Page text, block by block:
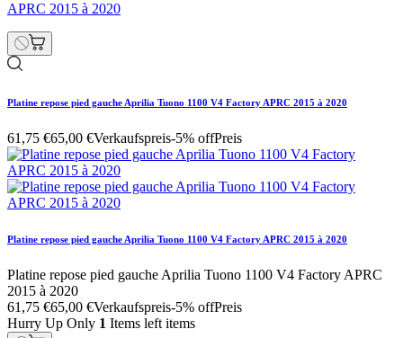
Platine repose pied gauche Aprilia Tuono 1100 V4 Factory APRC 2015 à 2020
61,75 €65,00 €Verkaufspreis-5% offPreis
Platine repose pied gauche Aprilia Tuono 1100 V4 Factory APRC 2015 à 2020
Platine repose pied gauche Aprilia Tuono 1100 V4 Factory APRC
2015 à 2020
61,75 €65,00 €Verkaufspreis-5% offPreis
Hurry Up Only 1 Items left items